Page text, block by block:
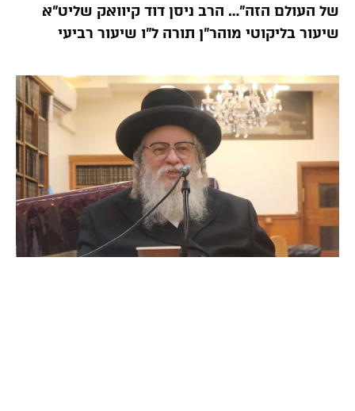
של העולם הזה”… הרב ניסן דוד קיוואק שליט”א
שיעור בליקוטי מוהר”ן תורה ל”ו שיעור רביעי